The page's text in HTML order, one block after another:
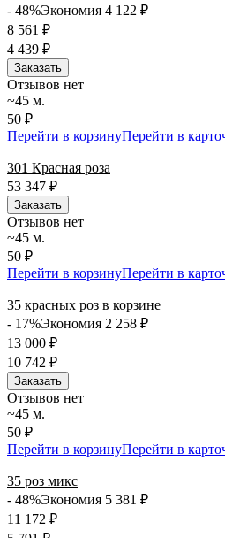
- 48%Экономия 4 122 ₽
8 561 ₽
4 439 ₽
Заказать
Отзывов нет
~45 м.
50 ₽
Перейти в корзинуПерейти в
301 Красная роза
53 347 ₽
Заказать
Отзывов нет
~45 м.
50 ₽
Перейти в корзинуПерейти в
35 красных роз в корзине
- 17%Экономия 2 258 ₽
13 000 ₽
10 742 ₽
Заказать
Отзывов нет
~45 м.
50 ₽
Перейти в корзинуПерейти в
35 роз микс
- 48%Экономия 5 381 ₽
11 172 ₽